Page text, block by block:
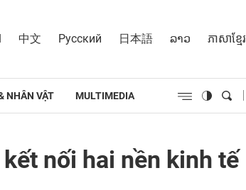
中文 Русский 日本語 ລາວ ភាសាខ្មែរ
NHÂN VẬT MULTIMEDIA
nối hai nền kinh tế